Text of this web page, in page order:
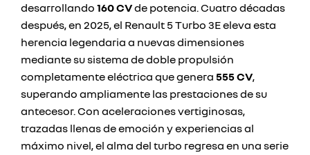
desarrollando 160 CVde potencia. Cuatro décadas
después, en 2025, el Renault 5 Turbo 3E eleva esta
herencia legendaria a nuevas dimensiones
mediante su sistema de doble propulsión
completamente eléctrica que genera 555 CV,
superando ampliamente las prestaciones de su
antecesor. Con aceleraciones vertiginosas,
trazadas llenas de emoción y experiencias al
máximo nivel, el alma del turbo regresa en una serie